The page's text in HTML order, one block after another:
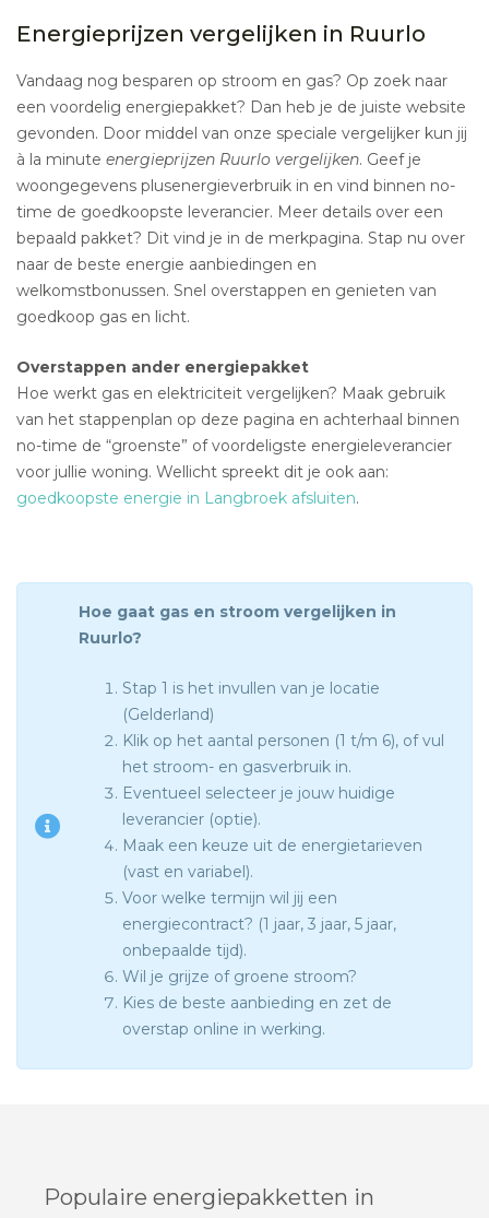
Energieprijzen vergelijken in Ruurlo
Vandaag nog besparen op stroom en gas? Op zoek naar
een voordelig energiepakket? Dan heb je de juiste website
gevonden. Door middel van onze speciale vergelijker kun jij
à la minute energieprijzen Ruurlo vergelijken. Geef je
woongegevens plusenergieverbruik in en vind binnen no-
time de goedkoopste leverancier. Meer details over een
bepaald pakket? Dit vind je in de merkpagina. Stap nu over
naar de beste energie aanbiedingen en
welkomstbonussen. Snel overstappen en genieten van
goedkoop gas en licht.
Overstappen ander energiepakket
Hoe werkt gas en elektriciteit vergelijken? Maak gebruik
van het stappenplan op deze pagina en achterhaal binnen
no-time de “groenste” of voordeligste energieleverancier
voor jullie woning. Wellicht spreekt dit je ook aan:
goedkoopste energie in Langbroek afsluiten.
Hoe gaat gas en stroom vergelijken in
Ruurlo?
Stap 1 is het invullen van je locatie
(Gelderland)
Klik op het aantal personen (1 t/m 6), of vul
het stroom- en gasverbruik in.
Eventueel selecteer je jouw huidige
leverancier (optie).
Maak een keuze uit de energietarieven
(vast en variabel).
Voor welke termijn wil jij een
energiecontract? (1 jaar, 3 jaar, 5 jaar,
onbepaalde tijd).
Wil je grijze of groene stroom?
Kies de beste aanbieding en zet de
overstap online in werking.
Populaire energiepakketten in